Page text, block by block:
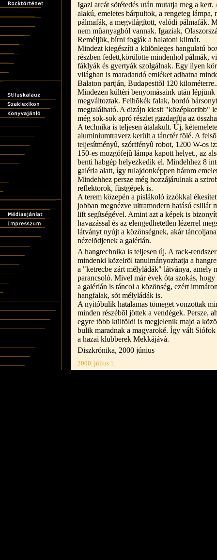
Igazi arcát sötétedés után mutatja meg a
alakú, emeletes bárpultok, a rengeteg lámpa,
pálmafák, a megvilágított, valódi pálmafák.
nem mûanyagból vannak. Igaziak,
Reméljük, bírni fogják a balatoni klimát.
Mindezt kiegészíti a különleges hangulatú
részben fedett,körülötte mindenhol pálmák,
fáklyák és gyertyák szolgálnak. Egy ilyen
világban is maradandó emléket adhatna
Balaton partján, Budapesttõl 120
Mindezen kültéri benyomásaink után lépjünk
megváltoztak. Felhõkék falak, bordó
megtalálható. A dizájn kicsit "középkoribb"
még sok-sok apró részlet gazdagítja az
A technika is teljesen átalakult. Új,
aluminiumtraverz került a tánctér fölé. A
teljesítményû, szórtfényû robot, 1200 W-os
150-es mozgófejû lámpa kapott helyet., az
benti habgép helyezkedik el. Mindehhez 8
galéria alatt, így tulajdonképpen három
Mindehhez persze még hozzájárulnak a
reflektorok, füstgépek is.
A terem közepén a pislákoló izzókkal
jobban megnézve ultramodern hatású csillár
lift segítségével. Amint azt a képek is
havazással és az elengedhetetlen lézerrel
látványt nyújt a közönségnek, akár
nézelõdjenek a galérián.
A hangtechnika is teljesen új. A rack-
mindenki közelrõl tanulmányozhatja a
a "ketrecbe zárt mélyládák" látványa, amely
parancsoló. Mivel már évek óta szokás,
a galérián is táncol a közönség, ezért
hangfalak, sõt mélyládák is.
A nyitóbulik hatalamas tömeget vonzottak
minden részébõl jöttek a vendégek. Persze,
egyre több külföldi is megjelenik majd a
bulik maradnak a magyaroké. Így vált
a hazai klubberek Mekkájává.
Diszkrónika, 2000 június
2000. július 1.